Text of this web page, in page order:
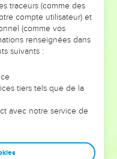
!
VOUS ÉVITER LES
les doutes, les erreurs
alors même que ce
et responsables
afin que leurs erreurs
traceurs (comme des
compte utilisateur) et
(comme vos
renseignées dans
suivants :
tiers tels que de la
avec notre service de